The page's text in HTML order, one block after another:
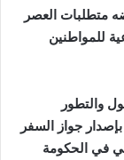
متطلبات العصر
للمواطنين
والتطور
جواز السفر
في الحكومة